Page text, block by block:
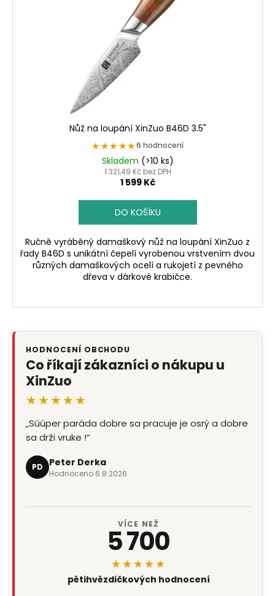
Nůž na loupání XinZuo B46D 3.5"
★★★★★
★★★★★6 hodnocení
Skladem (>10 ks)
1 321,49 Kč bez DPH
1 599 Kč
DO KOŠÍKU
Ručně vyráběný damaškový nůž na loupání XinZuo z
řady B46D s unikátní čepelí vyrobenou vrstvením dvou
různých damaškových ocelí a rukojetí z pevného
dřeva v dárkové krabičce.
HODNOCENÍ OBCHODU
Co říkají zákazníci o nákupu u
XinZuo
★★★★★
„Súúper paráda dobre sa pracuje je osrý a dobre
sa drži vruke !“
PD Peter Derka
Hodnoceno 6.8.2026
VÍCE NEŽ
5 700
★★★★★
pětihvězdičkových hodnocení